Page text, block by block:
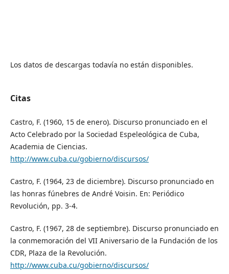
Los datos de descargas todavía no están disponibles.
Citas
Castro, F. (1960, 15 de enero). Discurso pronunciado en el
Acto Celebrado por la Sociedad Espeleológica de Cuba,
Academia de Ciencias.
http://www.cuba.cu/gobierno/discursos/
Castro, F. (1964, 23 de diciembre). Discurso pronunciado en
las honras fúnebres de André Voisin. En: Periódico
Revolución, pp. 3-4.
Castro, F. (1967, 28 de septiembre). Discurso pronunciado en
la conmemoración del VII Aniversario de la Fundación de los
CDR, Plaza de la Revolución.
http://www.cuba.cu/gobierno/discursos/